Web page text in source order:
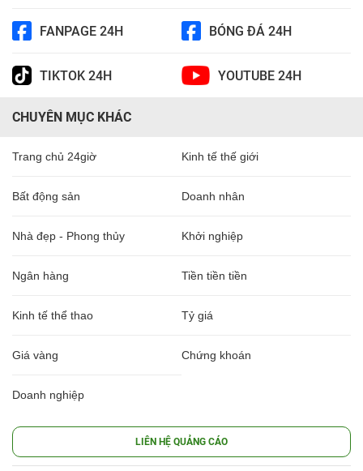
FANPAGE 24H BÓNG ĐÁ 24H
TIKTOK 24H YOUTUBE 24H
CHUYÊN MỤC KHÁC
Trang chủ 24giờ Kinh tế thế giới
Bất động sản Doanh nhân
Nhà đẹp - Phong thủy Khởi nghiệp
Ngân hàng Tiền tiền tiền
Kinh tế thể thao Tỷ giá
Giá vàng Chứng khoán
Doanh nghiệp
LIÊN HỆ QUẢNG CÁO